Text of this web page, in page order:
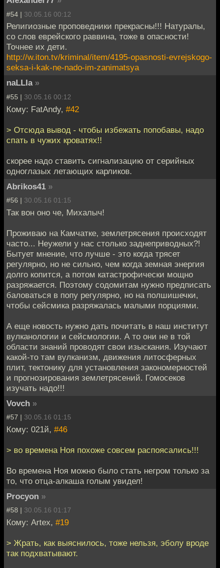
#54 | 30.05.16 00:12
Религиозные проповедники прекрасны!!! Натуралы,
со слов еврейского раввина, тоже в опасности!
Точнее их дети.
http://w.iton.tv/kriminal/item/4195-opasnosti-evrejskogo-
seksa-i-kak-ne-nado-im-zanimatsya
naLLIa »
#55 | 30.05.16 00:12
Кому: FatAndy, #42
> Отсюда вывод - чтобы избежать попобавы, надо
спать в чужих кроватях!!
скорее надо ставить сигнализацию от серийных
одноглазых летающих карликов.
Abrikos41 »
#56 | 30.05.16 01:15
Так вон оно че, Михалыч!
Проживаю на Камчатке, землетрясения происходят
часто... Неужели у нас столько заднеприводных?!
Бытует мнение, что лучше - это когда трясет
регулярно, но не сильно, чем когда земная энергия
долго копится, а потом катастрофически мощно
разряжается. Поэтому содомитам нужно предписать
баловаться в попу регулярно, но на полшишечки,
чтобы сейсмика разряжалась малыми порциями.
А еще новость нужно дать почитать в наш институт
вулканологии и сейсмологии. А то они не в той
области знаний проводят свои изыскания. Изучают
какой-то там вулканизм, движения литосферных
плит, тектонику для установления закономерностей
и прогнозирования землетрясений. Гомосеков
изучать надо!!!
Vovch »
#57 | 30.05.16 01:15
Кому: 021й, #46
> во времена Ноя похоже совсем распоясались!!!
Во времена Ноя можно было стать негром только за
то, что отца-алкаша голым увидел!
Procyon »
#58 | 30.05.16 01:17
Кому: Artex, #19
> Жрать, как выяснилось, тоже нельзя, эболу вроде
так подхватывают.